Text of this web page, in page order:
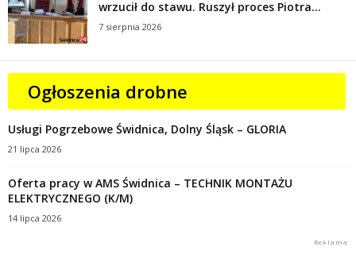
wrzucił do stawu. Ruszył proces Piotra...
7 sierpnia 2026
Ogłoszenia drobne
Usługi Pogrzebowe Świdnica, Dolny Śląsk – GLORIA
21 lipca 2026
Oferta pracy w AMS Świdnica – TECHNIK MONTAŻU
ELEKTRYCZNEGO (K/M)
14 lipca 2026